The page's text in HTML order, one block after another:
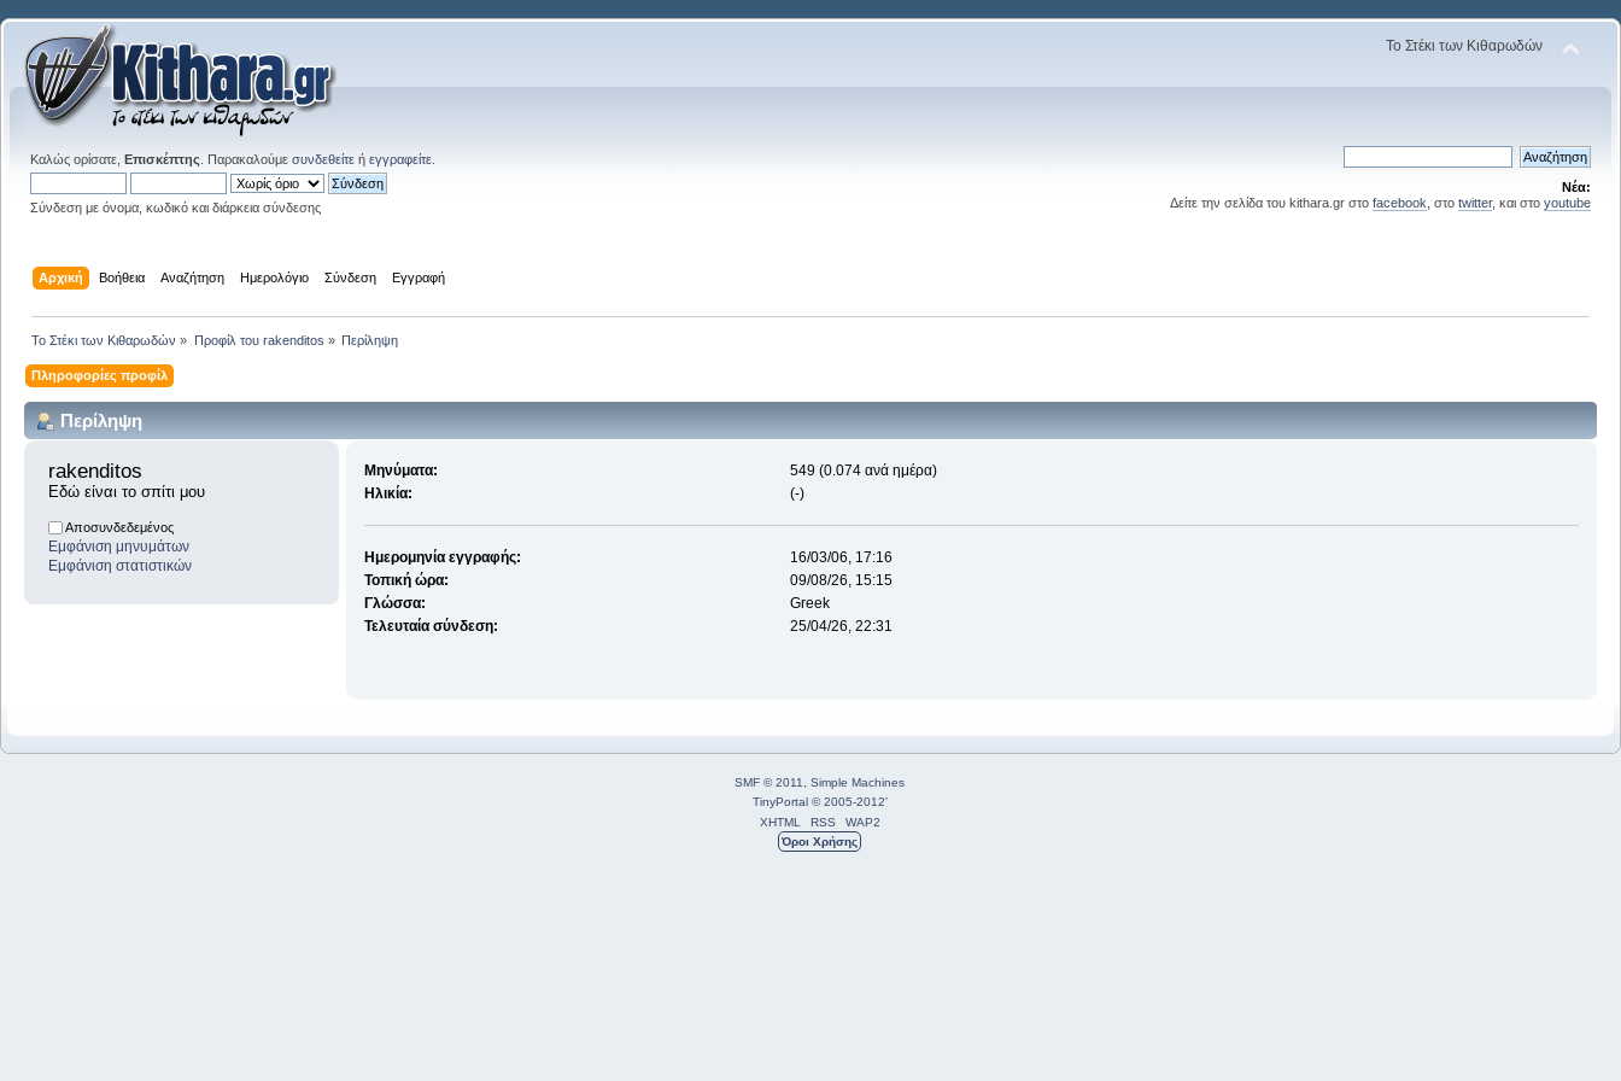
Το Στέκι των Κιθαρωδών
Καλώς ορίσατε, Επισκέπτης . Παρακαλούμε συνδεθείτε ή εγγραφείτε
Σύνδεση με όνομα, κωδικό και διάρκεια σύνδεσης
Νέα:
Δείτε την σελίδα του kithara.gr στο facebook , στο twitter, και στο youtube
Αρχική Βοήθεια Αναζήτηση Ημερολόγιο Σύνδεση Εγγραφή
Το Στέκι των Κιθαρωδών » Προφίλ του rakenditos » Περίληψη
Πληροφορίες προφίλ
Περίληψη
rakenditos
Εδώ είναι το σπίτι μου
Αποσυνδεδεμένος
Εμφάνιση μηνυμάτων
Εμφάνιση στατιστικών
Μηνύματα:
549 (0.074 ανά ημέρα)
Ηλικία:
(-)
Ημερομηνία εγγραφής:
16/03/06, 17:16
Τοπική ώρα:
09/08/26, 15:15
Γλώσσα:
Greek
Τελευταία σύνδεση:
25/04/26, 22:31
SMF © 2011, Simple Machines
TinyPortal © 2005-2012'
XHTML
RSS
WAP2
Όροι Χρήσης